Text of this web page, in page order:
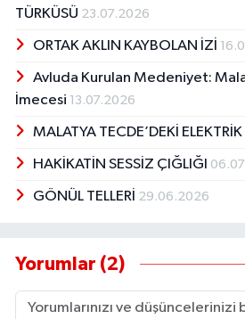
TÜRKÜSÜ 23.07.2026
ORTAK AKLIN KAYBOLAN İZİ
Avluda Kurulan Medeniyet:
İmecesi 13.07.2026
MALATYA TECDE’DEKİ
HAKİKATİN SESSİZ ÇIĞLIĞI
GÖNÜL TELLERİ 29.06.2026
Yorumlar (2)